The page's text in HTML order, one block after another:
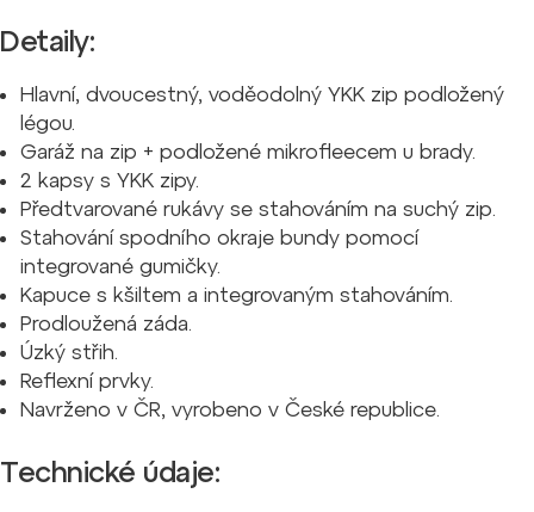
Detaily:
Hlavní, dvoucestný, voděodolný YKK zip podložený
légou.
Garáž na zip + podložené mikrofleecem u brady.
2 kapsy s YKK zipy.
Předtvarované rukávy se stahováním na suchý zip.
Stahování spodního okraje bundy pomocí
integrované gumičky.
Kapuce s kšiltem a integrovaným stahováním.
Prodloužená záda.
Úzký střih.
Reflexní prvky.
Navrženo v ČR, vyrobeno v České republice.
Technické údaje: